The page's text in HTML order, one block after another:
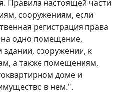
Правила настоящей части
сооружениям, если
регистрация права
на одно помещение,
здании, сооружении, к
а также помещениям,
доме и
в нем.".